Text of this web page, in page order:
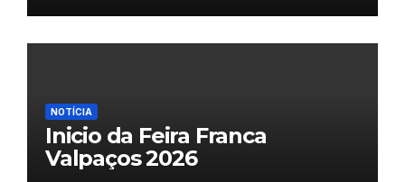
NOTÍCIA
Inicio da Feira Franca
Valpaços 2026